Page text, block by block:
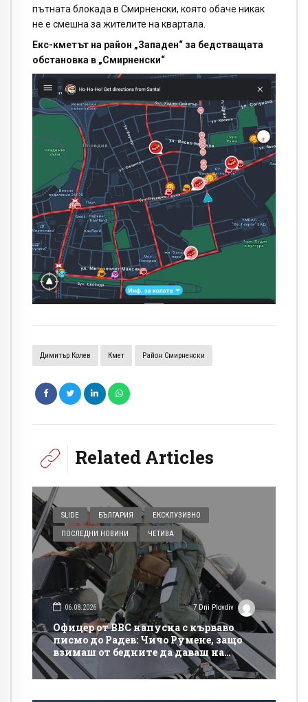
пътната блокада в Смирненски, която обаче никак
не е смешна за жителите на квартала.
Екс-кметът на район „Западен“ за бедстващата
обстановка в „Смирненски“
Димитър Колев Кмет Район Смирненски
Related Articles
SLIDE БЪЛГАРИЯ ЕКСКЛУЗИВНО
ПОСЛЕДНИ НОВИНИ ЧЕТИВА
06.08.2026 7 Dni Plovdiv
Офицер от ВВС напусна с кърваво
писмо до Радев: Чичо Румене, защо
взимаш от бедните да даваш на
богатите?